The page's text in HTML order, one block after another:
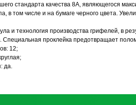
стандарта качества 8А, являющегося
в том числе и на бумаге черного цвета.
и технология производства грифелей, в
Специальная проклейка предотвращает
12;
да.